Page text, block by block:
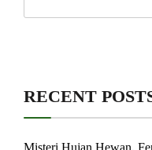
RECENT
Misteri Hujan Hewan,